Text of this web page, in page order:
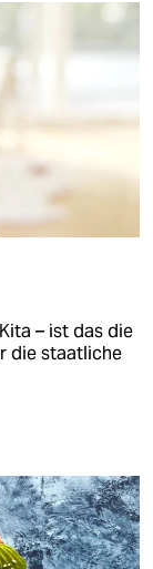
– ist das die
die staatliche